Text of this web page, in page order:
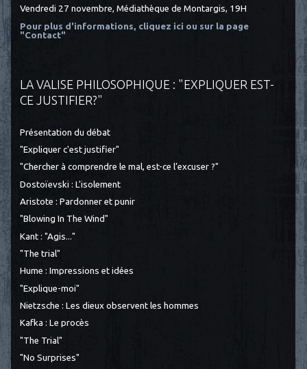
Vendredi 27 novembre, Médiathèque de Montargis, 19H
Pour plus d'informations, cliquez ici ou sur la page
"Contact"
LA VALISE PHILOSOPHIQUE : "EXPLIQUER EST-
CE JUSTIFIER?"
Présentation du débat
"Expliquer c'est justifier"
"Chercher à comprendre le mal, est-ce l’excuser ?"
Dostoïevski : L'isolement
Aristote : Pardonner et punir
"Blowing In The Wind"
Kant : "Agis..."
"The trial"
Hume : Impressions et idées
"Explique-moi"
Nietzsche : Les dieux observent les hommes
Kafka : Le procès
"The Trial"
"No Surprises"